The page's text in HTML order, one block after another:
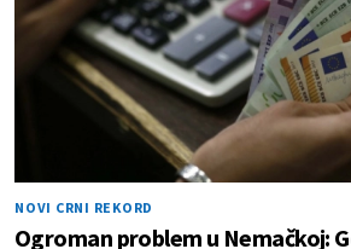
NOVI CRNI REKORD
Ogroman problem u Nemačkoj: